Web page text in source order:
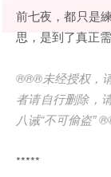
前七夜，都只是
思，是到了真正
®®®未经授权，
者请自行删除，
八诫“不可偷盗”
*****